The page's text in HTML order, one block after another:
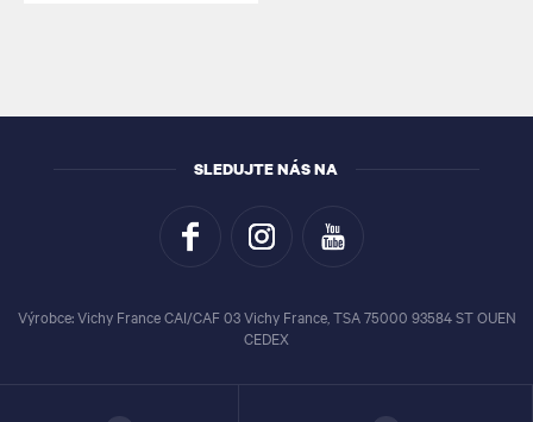
SLEDUJTE NÁS NA
Výrobce: Vichy France CAI/CAF 03 Vichy France, TSA 75000 93584 ST OUEN
CEDEX